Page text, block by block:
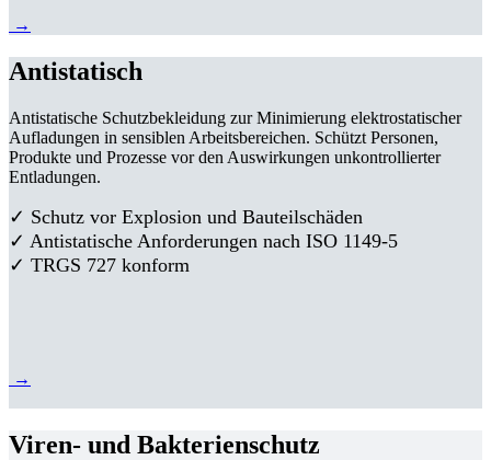
→
Antistatisch
Antistatische Schutzbekleidung zur Minimierung elektrostatischer
Aufladungen in sensiblen Arbeitsbereichen. Schützt Personen,
Produkte und Prozesse vor den Auswirkungen unkontrollierter
Entladungen.
✓ Schutz vor Explosion und Bauteilschäden
✓ Antistatische Anforderungen nach ISO 1149-5
✓ TRGS 727 konform
→
Viren- und Bakterienschutz